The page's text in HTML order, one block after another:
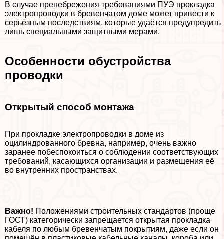
В случае пренебрежения требованиями ПУЭ прокладка
электропроводки в бревенчатом доме может привести к
серьёзным последствиям, которые удаётся предупредить
лишь специальными защитными мерами.
Особенности обустройства
проводки
Открытый способ монтажа
При прокладке электропроводки в доме из
оцилиндрованного бревна, например, очень важно
заранее побеспокоиться о соблюдении соответствующих
требований, касающихся организации и размещения её
во внутренних прострaнcтвах.
Важно! Положениями строительных стандартов (проще
ГОСТ) категорически запрещается открытая прокладка
кабеля по любым бревенчатым покрытиям, даже если он